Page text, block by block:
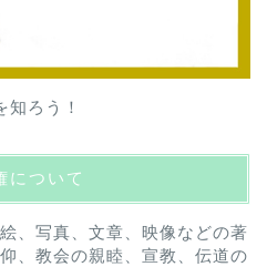
知ろう！
について
、写真、文章、映像などの著
、教会の親睦、宣教、伝道の